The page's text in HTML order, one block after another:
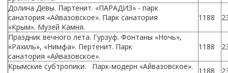
Долина Девы. Партенит. «ПАРАДИЗ» - парк
санатория «Айвазовское». Парк санатория
«Крым». Музей Камня.
1188
Праздник вечного лета. Гурзуф. Фонтаны «Ночь»,
«Рахиль», «Нимфа». Пертенит. Парк
санатория «Айвазовское».
1188
Крымские субтропики. Парк-модерн «Айвазовское».
1188